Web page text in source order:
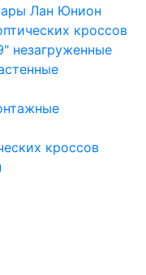
Лан Юнион
кроссов
незагруженные
кроссов